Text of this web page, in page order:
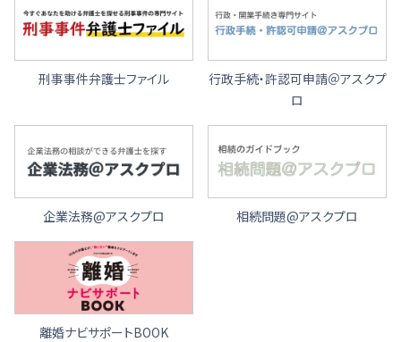
刑事事件弁護士ファイル
行政手続・許認可申請＠アスクプ
ロ
企業法務@アスクプロ 相続問題@アスクプロ
離婚ナビサポートBOOK